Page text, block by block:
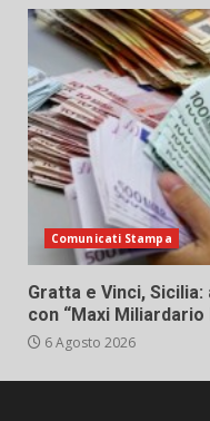
Comunicati Stampa
Gratta e Vinci,
con “Maxi Miliardario
6 Agosto 2026